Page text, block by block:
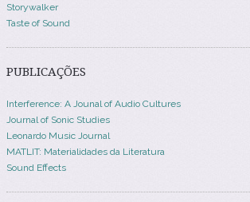
Storywalker
Taste of Sound
PUBLICAÇÕES
Interference: A Jounal of Audio Cultures
Journal of Sonic Studies
Leonardo Music Journal
MATLIT: Materialidades da Literatura
Sound Effects